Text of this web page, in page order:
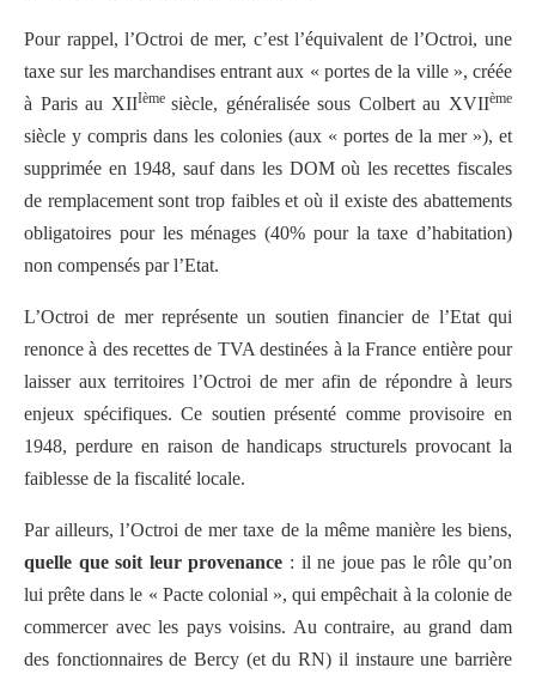
Pour rappel, l’Octroi de mer, c’est l’équivalent de l’Octroi, une
taxe sur les marchandises entrant aux « portes de la ville », créée
à Paris au XIIIèmesiècle, généralisée sous Colbert au XVIIème
siècle y compris dans les colonies (aux « portes de la mer »), et
supprimée en 1948, sauf dans les DOM où les recettes fiscales
de remplacement sont trop faibles et où il existe des abattements
obligatoires pour les ménages (40% pour la taxe d’habitation)
non compensés par l’Etat.
L’Octroi de mer représente un soutien financier de l’Etat qui
renonce à des recettes de TVA destinées à la France entière pour
laisser aux territoires l’Octroi de mer afin de répondre à leurs
enjeux spécifiques. Ce soutien présenté comme provisoire en
1948, perdure en raison de handicaps structurels provocant la
faiblesse de la fiscalité locale.
Par ailleurs, l’Octroi de mer taxe de la même manière les biens,
quelle que soit leur provenance : il ne joue pas le rôle qu’on
lui prête dans le « Pacte colonial », qui empêchait à la colonie de
commercer avec les pays voisins. Au contraire, au grand dam
des fonctionnaires de Bercy (et du RN) il instaure une barrière